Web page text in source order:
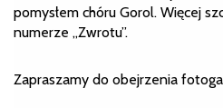
pomysłem chóru Gorol. Więcej
numerze „Zwrotu”.
Zapraszamy do obejrzenia